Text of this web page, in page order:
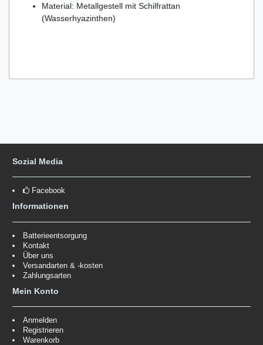
Material: Metallgestell mit Schilfrattan
(Wasserhyazinthen)
Sozial Media
Facebook
Informationen
Batterieentsorgung
Kontakt
Über uns
Versandarten & -kosten
Zahlungsarten
Mein Konto
Anmelden
Registrieren
Warenkorb